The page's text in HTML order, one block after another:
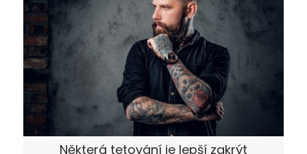
Některá tetování je lepší zakrýt